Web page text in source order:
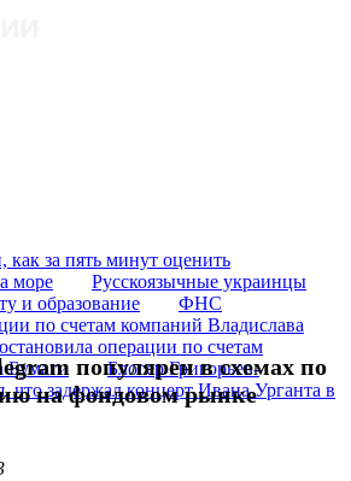
как за пять минут оценить
море
Русскоязычные украинцы
и образование
ФНС
по счетам компаний Владислава
операции по счетам
Бумаги
Блогер Григорьев-
что задержал концерт Ивана Урганта в
популярен в схемах по
на фондовом рынке